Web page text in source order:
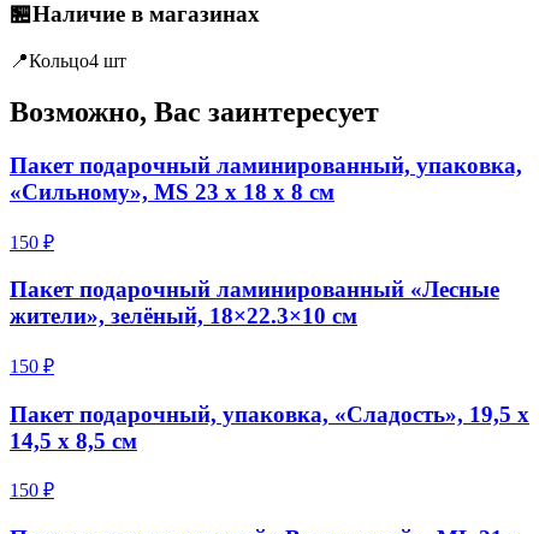
🏪Наличие в магазинах
📍Кольцо4 шт
Возможно, Вас заинтересует
Пакет подарочный ламинированный, упаковка,
«Сильному», MS 23 х 18 х 8 см
150 ₽
Пакет подарочный ламинированный «Лесные
жители», зелёный, 18×22.3×10 см
150 ₽
Пакет подарочный, упаковка, «Сладость», 19,5 х
14,5 х 8,5 см
150 ₽